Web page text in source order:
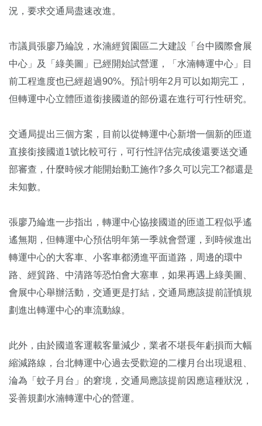
況，要求交通局盡速改進。
市議員張廖乃綸說，水湳經貿園區二大建設「台中國際會展
中心」及「綠美圖」已經開始試營運，「水湳轉運中心」目
前工程進度也已經超過90%。預計明年2月可以如期完工，
但轉運中心立體匝道銜接國道的部份還在進行可行性研究。
交通局提出三個方案，目前以從轉運中心新增一個新的匝道
直接銜接國道1號比較可行，可行性評估完成後還要送交通
部審查，什麼時候才能開始動工施作?多久可以完工?都還是
未知數。
張廖乃綸進一步指出，轉運中心協接國道的匝道工程似乎遙
遙無期，但轉運中心預估明年第一季就會營運，到時候進出
轉運中心的大客車、小客車都湧進平面道路，周邊的環中
路、經貿路、中清路等恐怕會大塞車，如果再遇上綠美圖、
會展中心舉辦活動，交通更是打結，交通局應該提前謹慎規
劃進出轉運中心的車流動線。
此外，由於國道客運載客量減少，業者不堪長年虧損而大幅
縮減路線，台北轉運中心過去受歡迎的二樓月台出現退租、
淪為「蚊子月台」的窘境，交通局應該提前因應這種狀況，
妥善規劃水湳轉運中心的營運。